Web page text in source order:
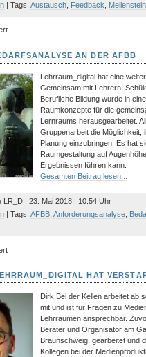
| Tags:Austausch Feedback Meilenstein
für
Meilensteintreffen
mit
den
Projektpartnern
AN DER AFBB
Lehrraum_digital hat eine
Gemeinsam mit Lehrern,
Berufliche Bildung wurde in
Raumkonzepte für die
Lernraums herausgearbeitet.
Gruppenarbeit die Möglichkeit,
Planung einzubringen. Es hat
Raumgestaltung auf
Ergebnissen führen kann.
Gesamten Beitrag lesen...
LR_D | 23. Mai 2018 | 10:54 Uhr
| Tags:AFBB ,Anforderungsanalyse
für
Bedarfsanalyse
an
der
AFBB
HAT
Dirk Bei der Kellen arbeitet ab
mit und ist für Fragen zu
Lehrräumen ansprechbar.
Berater und Organisator am
Braunschweig, gearbeitet und
Kollegen bei der